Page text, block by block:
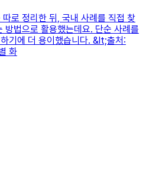
로 정리한 뒤, 국내 사례를 직접 찾
방법으로 활용했는데요. 단순 사례를
기에 더 용이했습니다. &lt;출처:
화